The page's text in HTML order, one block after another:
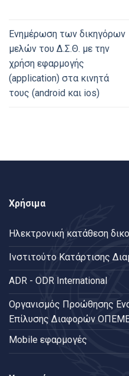
Ενημέρωση των δικηγόρων
μελών του Δ.Σ.Θ. με την
χρήση εφαρμογής
(application) στα κινητά
τους (android και ios)
Χρήσιμα
Ηλεκτρονική κατάθεση
Ινστιτούτο Κατάρτισης
ADR - ODR International
Oργανισμός Προώθησης
Επίλυσης Διαφορών
Mobile εφαρμογές